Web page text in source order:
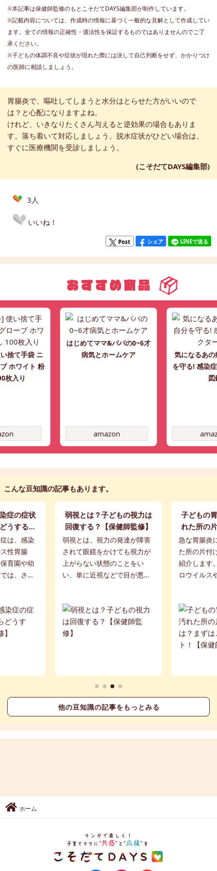
※本記事は保健師監修のもとこそだてDAYS編集部が制作しています。
※記載内容については、作成時の情報に基づく一般的な見解として作成してい
ます。全ての情報の正確性・適法性を保証するものではありませんのでご了
承ください。
※子どもの体調不良や症状が現れた際には決して自己判断をせず、かかりつけ
の医師に相談しましょう。
胃腸炎で、嘔吐してしまうと水分はとらせた方がいいので
は？と心配になりますよね。
けれど、いきなりたくさん与えると逆効果の場合もありま
す。落ち着いて対応しましょう。脱水症状がひどい場合は、
すぐに医療機関を受診しましょう。
(こそだてDAYS編集部)
3人
いいね！
Post シェア LINEで送る
捨て手袋 ニ
ホワイト 粉
枚入り
はじめてママ&パパの0~6才
病気とホームケア
amazon
気になるあ
を守る! 感染
図
こんな豆知識の記事もあります。
症の症状
うする？
】
は、感染
性胃腸
育園や幼
は、さま
をご紹介
考...
弱視とは？子どもの視力は
回復する？【保健師監修】
弱視とは、視力の発達が障害
されて眼鏡をかけても視力が
上がらない状態のことをい
い、単に近視などで目が悪い
どで指摘されて驚いたという
保護者の声も多く聞...
子どもの
れた所の
まずはこ
【保
急な胃腸炎
た所の片付
紹介します
ロウイルス
への感染を
のポイント
他の豆知識の記事をもっとみる
ホーム